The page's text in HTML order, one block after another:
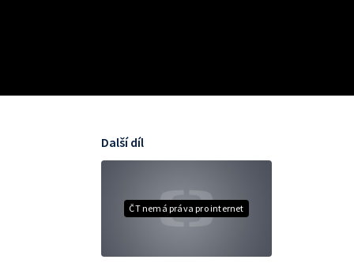
ČT nemá práva pro internet
Další díl